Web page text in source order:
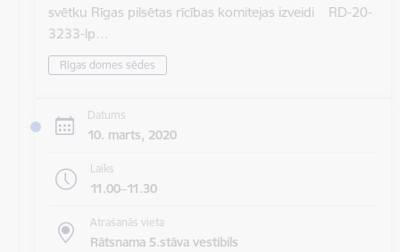
svētku Rīgas pilsētas rīcības komitejas izveidi RD-20-
3233-lp…
Rīgas domes sēdes
Datums
10. marts, 2020
Laiks
11.00–11.30
Atrašanās vieta
Rātsnama 5.stāva vestibils